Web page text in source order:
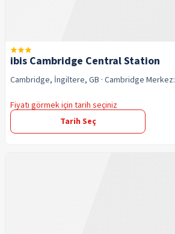
ibis Cambridge Central Station
Cambridge, İngiltere, GB · Cambridge Merkez:
Fiyatı görmek için tarih seçiniz
Tarih Seç